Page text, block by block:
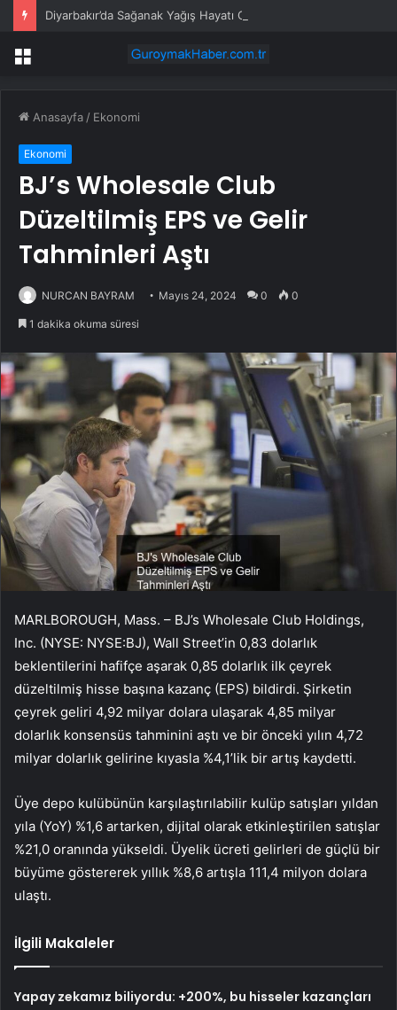
Diyarbakır’da Sağanak Yağış Hayatı Olumsuz Etkiledi
Menü
Anasayfa / Ekonomi
Ekonomi
BJ’s Wholesale Club
Düzeltilmiş EPS ve Gelir
Tahminleri Aştı
NURCAN BAYRAM Mayıs 24, 2024 0 0
1 dakika okuma süresi
MARLBOROUGH, Mass. – BJ’s Wholesale Club Holdings,
Inc. (NYSE: NYSE:BJ), Wall Street’in 0,83 dolarlık
beklentilerini hafifçe aşarak 0,85 dolarlık ilk çeyrek
düzeltilmiş hisse başına kazanç (EPS) bildirdi. Şirketin
çeyrek geliri 4,92 milyar dolara ulaşarak 4,85 milyar
dolarlık konsensüs tahminini aştı ve bir önceki yılın 4,72
milyar dolarlık gelirine kıyasla %4,1’lik bir artış kaydetti.
Üye depo kulübünün karşılaştırılabilir kulüp satışları yıldan
yıla (YoY) %1,6 artarken, dijital olarak etkinleştirilen satışlar
%21,0 oranında yükseldi. Üyelik ücreti gelirleri de güçlü bir
büyüme göstererek yıllık %8,6 artışla 111,4 milyon dolara
ulaştı.
İlgili Makaleler
Yapay zekamız biliyordu: +200%, bu hisseler kazançları